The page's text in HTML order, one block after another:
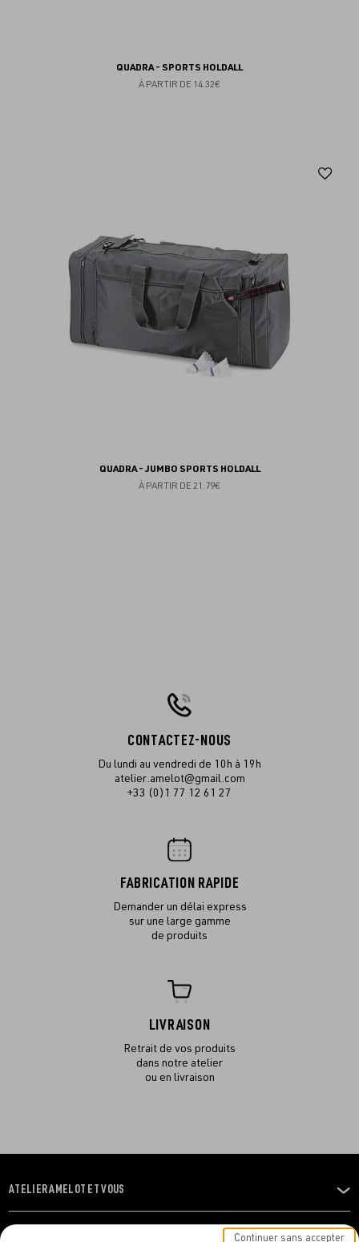
QUADRA - SPORTS HOLDALL
À PARTIR DE 14.32€
QUADRA - JUMBO SPORTS HOLDALL
À PARTIR DE 21.79€
CONTACTEZ-NOUS
Du lundi au vendredi de 10h à 19h
atelier.amelot@gmail.com
+33 (0)1 77 12 61 27
FABRICATION RAPIDE
Demander un délai express
sur une large gamme
de produits
LIVRAISON
Retrait de vos produits
dans notre atelier
ou en livraison
OUVRIR
LE
MENU
ATELIER AMELOT ET VOUS
Continuer sans accepter